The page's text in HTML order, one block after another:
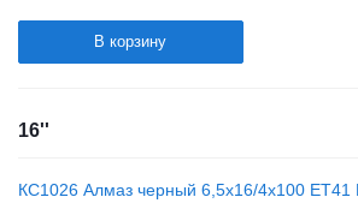
В корзину
16''
КС1026 Алмаз черный 6,5x16/4x100 ET41